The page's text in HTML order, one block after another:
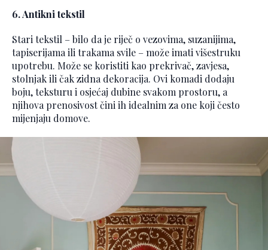
6. Antikni tekstil
Stari tekstil – bilo da je riječ o vezovima, suzanijima,
tapiserijama ili trakama svile – može imati višestruku
upotrebu. Može se koristiti kao prekrivač, zavjesa,
stolnjak ili čak zidna dekoracija. Ovi komadi dodaju
boju, teksturu i osjećaj dubine svakom prostoru, a
njihova prenosivost čini ih idealnim za one koji često
mijenjaju domove.